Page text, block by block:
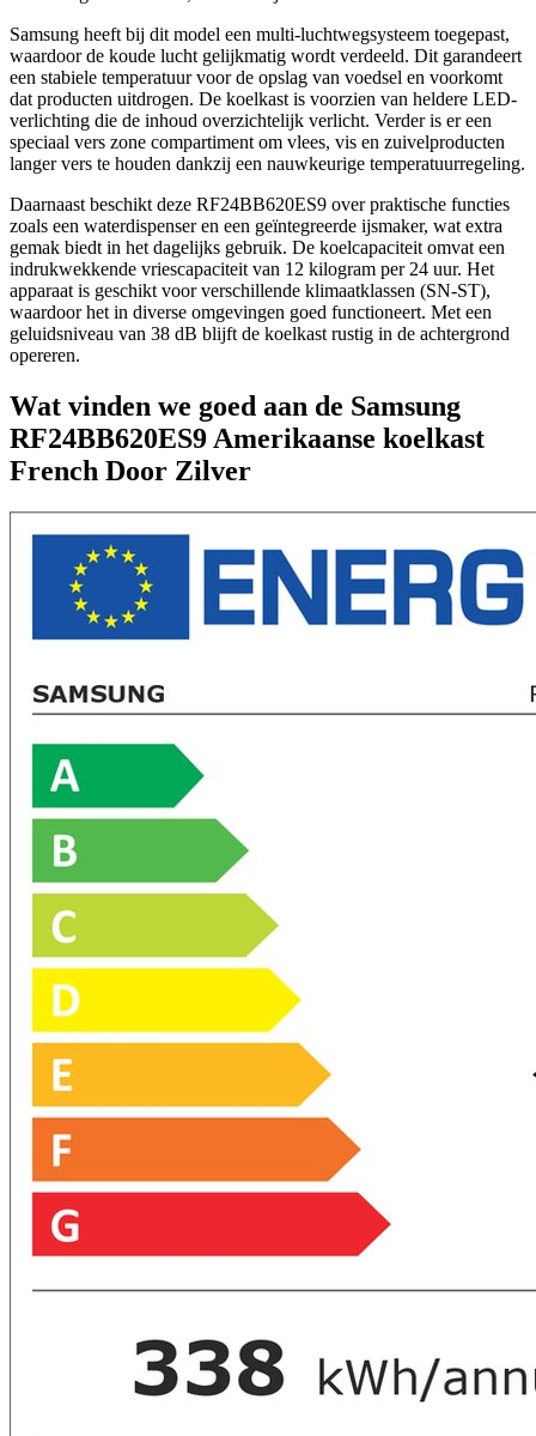
Samsung heeft bij dit model een multi-luchtwegsysteem toegepast,
waardoor de koude lucht gelijkmatig wordt verdeeld. Dit garandeert
een stabiele temperatuur voor de opslag van voedsel en voorkomt
dat producten uitdrogen. De koelkast is voorzien van heldere LED-
verlichting die de inhoud overzichtelijk verlicht. Verder is er een
speciaal vers zone compartiment om vlees, vis en zuivelproducten
langer vers te houden dankzij een nauwkeurige temperatuurregeling.
Daarnaast beschikt deze RF24BB620ES9 over praktische functies
zoals een waterdispenser en een geïntegreerde ijsmaker, wat extra
gemak biedt in het dagelijks gebruik. De koelcapaciteit omvat een
indrukwekkende vriescapaciteit van 12 kilogram per 24 uur. Het
apparaat is geschikt voor verschillende klimaatklassen (SN-ST),
waardoor het in diverse omgevingen goed functioneert. Met een
geluidsniveau van 38 dB blijft de koelkast rustig in de achtergrond
opereren.
Wat vinden we goed aan de Samsung
RF24BB620ES9 Amerikaanse koelkast
French Door Zilver